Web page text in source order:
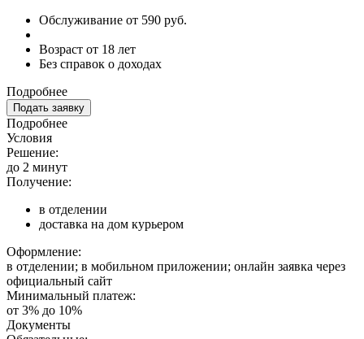
Обслуживание от 590 руб.
Возраст от 18 лет
Без справок о доходах
Подробнее
Подать заявку
Подробнее
Условия
Решение:
до 2 минут
Получение:
в отделении
доставка на дом курьером
Оформление:
в отделении; в мобильном приложении; онлайн заявка через
официальный сайт
Минимальный платеж:
от 3% до 10%
Документы